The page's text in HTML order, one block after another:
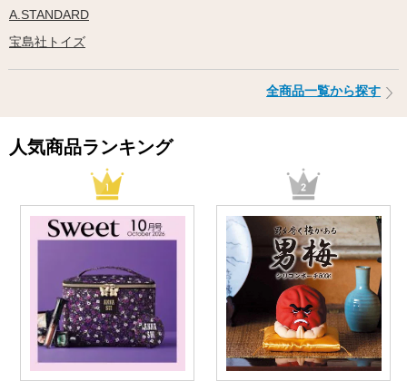
A.STANDARD
宝島社トイズ
全商品一覧から探す
人気商品ランキング